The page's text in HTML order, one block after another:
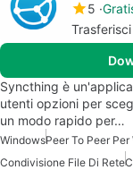
5
Syncthing è
utenti opzioni per
un modo rapido per…
WindowsPeer To Peer
Condivisione File Di Rete